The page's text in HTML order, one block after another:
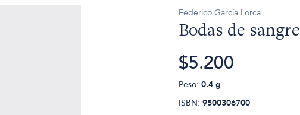
Federico García Lorca
Bodas de sangre
$5.200
Peso: 0.4 g
ISBN: 9500306700